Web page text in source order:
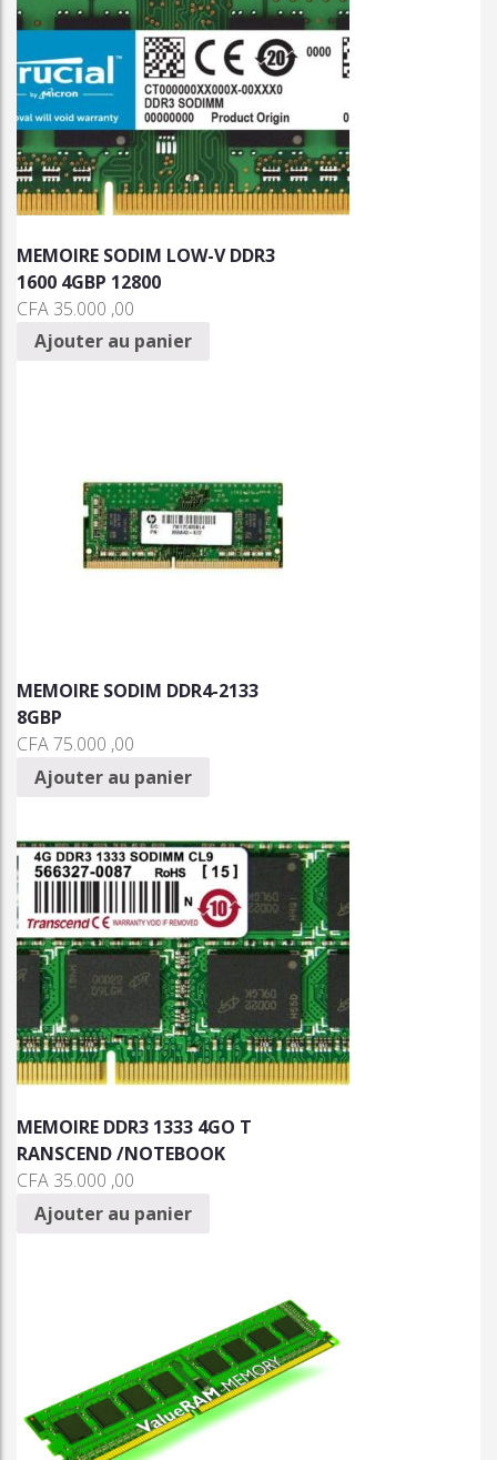
MEMOIRE SODIM LOW-V DDR3
1600 4GBP 12800
CFA 35.000 ,00
Ajouter au panier
MEMOIRE SODIM DDR4-2133
8GBP
CFA75.000 ,00
Ajouter au panier
MEMOIRE DDR3 1333 4GO T
RANSCEND /NOTEBOOK
CFA 35.000 ,00
Ajouter au panier